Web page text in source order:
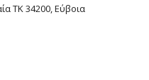
ΤΚ 34200, Εύβοια